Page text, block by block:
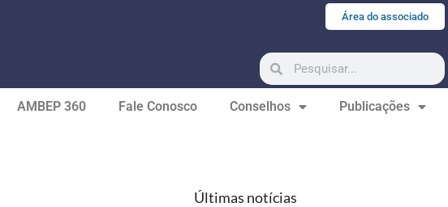
Área do associado
AMBEP 360 Fale Conosco Conselhos Publicações
Últimas notícias